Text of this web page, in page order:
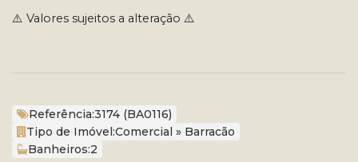
⚠️ Valores sujeitos a alteração ⚠️
Referência:3174 (BA0116)
Tipo de Imóvel:Comercial » Barracão
Banheiros:2